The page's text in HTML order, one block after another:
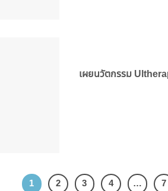
เผยนวัตกรรม
1 2 3 4 … 7